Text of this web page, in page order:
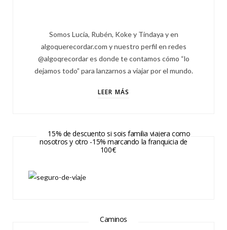
Somos Lucía, Rubén, Koke y Tindaya y en
algoquerecordar.com y nuestro perfil en redes
@algoqrecordar es donde te contamos cómo “lo
dejamos todo” para lanzarnos a viajar por el mundo.
LEER MÁS
15% de descuento si sois familia viajera como
nosotros y otro -15% marcando la franquicia de
100€
Caminos